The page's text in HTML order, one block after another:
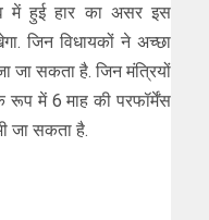
में हुई हार का असर इस
जिन विधायकों ने अच्छा
जा सकता है. जिन मंत्रियों
रूप में 6 माह की परफॉर्मेंस
जा सकता है.